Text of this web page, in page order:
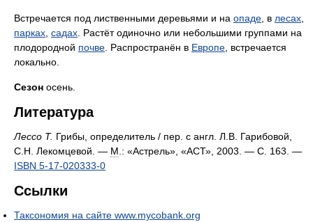
Встречается под лиственными деревьями и на опаде , в лесах
парках садах . Растёт одиночно или небольшими группами на
плодородной почве . Распространён в Европе , встречается
локально.
Сезон осень.
Литература
Лессо Т. Грибы, определитель / пер. с англ. Л.В. Гарибовой,
С.Н. Лекомцевой. — М .: «Астрель», «АСТ», 2003. — С. 163. —
ISBN 5-17-020333-0
Ссылки
Таксономия на сайте www.mycobank.org